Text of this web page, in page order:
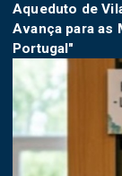
Aqueduto de
Avança para as
Portugal"